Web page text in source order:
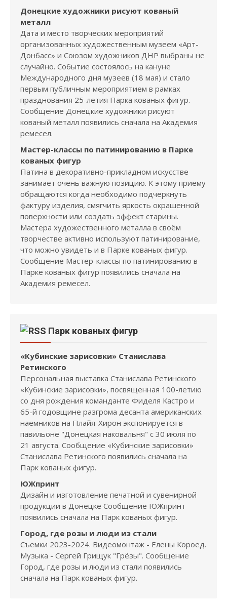
Донецкие художники рисуют кованый
металл
Дата и место творческих мероприятий
организованных художественным музеем «Арт-
Донбасс» и Союзом художников ДНР выбраны не
случайно. Событие состоялось на кануне
Международного дня музеев (18 мая) и стало
первым публичным мероприятием в рамках
празднования 25-летия Парка кованых фигур.
Сообщение Донецкие художники рисуют
кованый металл появились сначала на Академия
ремесел.
Мастер-классы по патинированию в Парке
кованых фигур
Патина в декоративно-прикладном искусстве
занимает очень важную позицию. К этому приёму
обращаются когда необходимо подчеркнуть
фактуру изделия, смягчить яркость окрашенной
поверхности или создать эффект старины.
Мастера художественного металла в своём
творчестве активно используют патинирование,
что можно увидеть и в Парке кованых фигур.
Сообщение Мастер-классы по патинированию в
Парке кованых фигур появились сначала на
Академия ремесел.
Парк кованых фигур
«Кубинские зарисовки» Станислава
Ретинского
Персональная выставка Станислава Ретинского
«Кубинские зарисовки», посвященная 100-летию
со дня рождения команданте Фиделя Кастро и
65-й годовщине разгрома десанта американских
наемников на Плайя-Хирон экспонируется в
павильоне "Донецкая наковальня" с 30 июля по
21 августа. Сообщение «Кубинские зарисовки»
Станислава Ретинского появились сначала на
Парк кованых фигур.
ЮЖпринт
Дизайн и изготовление печатной и сувенирной
продукции в Донецке Сообщение ЮЖпринт
появились сначала на Парк кованых фигур.
Город, где розы и люди из стали
Съемки 2023-2024. Видеомонтаж - Елены Короед.
Музыка - Сергей Грищук "Грёзы". Сообщение
Город, где розы и люди из стали появились
сначала на Парк кованых фигур.